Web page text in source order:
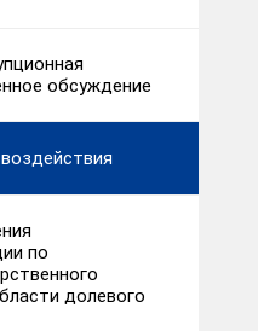
обсуждение
по
долевого